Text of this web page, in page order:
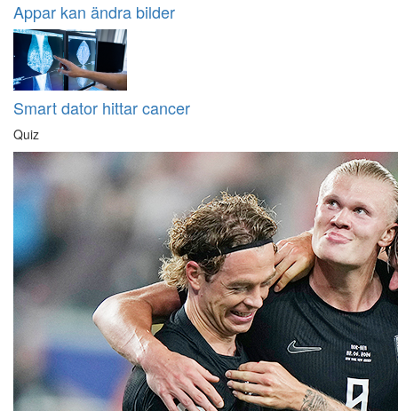
Appar kan ändra bilder
Smart dator hittar cancer
Quiz